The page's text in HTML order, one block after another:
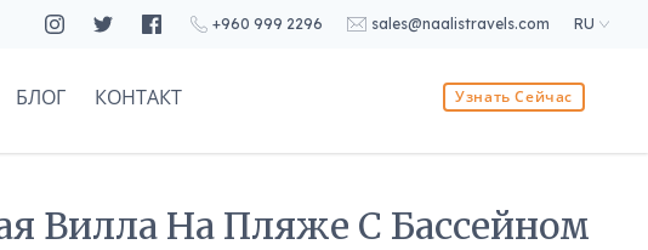
+960 999 2296 sales@naalistravels.com RU
БЛОГ КОНТАКТ Узнать Сейчас
Вилла На Пляже С Бассейном